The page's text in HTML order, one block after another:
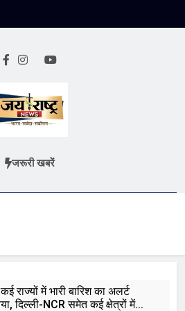
Jai Rashtra
हिंदी समाचार
जरूरी खबरें
राज्यों में भारी बारिश का अलर्ट
दिल्ली-NCR समेत कई क्षेत्रों में